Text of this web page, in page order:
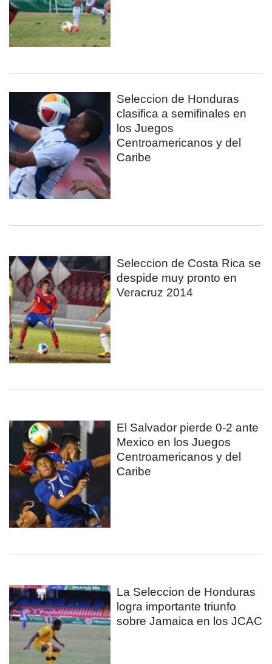
Seleccion de Honduras
clasifica a semifinales en
los Juegos
Centroamericanos y del
Caribe
Seleccion de Costa Rica se
despide muy pronto en
Veracruz 2014
El Salvador pierde 0-2 ante
Mexico en los Juegos
Centroamericanos y del
Caribe
La Seleccion de Honduras
logra importante triunfo
sobre Jamaica en los JCAC